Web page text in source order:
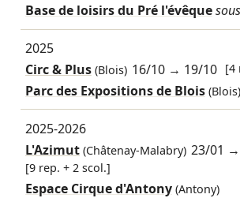
Base de loisirs du Pré l'évêque
2025
Circ & Plus(Blois) 16/10 → 19/10 [4
Parc des Expositions de Blois (Blois)
2025-2026
L'Azimut(Châtenay-Malabry) 23/01
[9 rep. + 2 scol.]
Espace Cirque d'Antony (Antony)